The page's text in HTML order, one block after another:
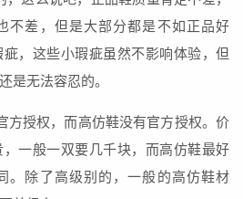
不差，但是大部分都是不如正品好
，这些小瑕疵虽然不影响体验，但
是无法容忍的。
方授权，而高仿鞋没有官方授权。价
一般一双要几千块，而高仿鞋最好
。除了高级别的，一般的高仿鞋材